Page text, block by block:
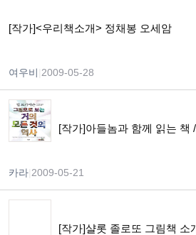
[작가]<우리책소개> 정채봉 오세암
여우비 2009-05-28
[작가]아들놈과 함께 읽는 책
카라 2009-05-21
[작가]샬롯 졸로또 그림책 소